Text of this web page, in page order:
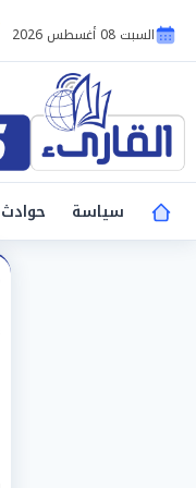
السبت 08 أغسطس 2026
سياسة
حوادث